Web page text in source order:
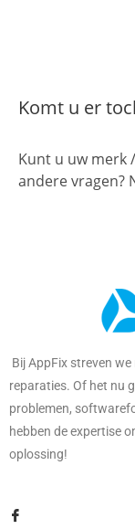
Komt u er
Kunt u uw merk
andere vragen?
Bij AppFix streven
reparaties. Of het nu
problemen,
hebben de expertise
oplossing!